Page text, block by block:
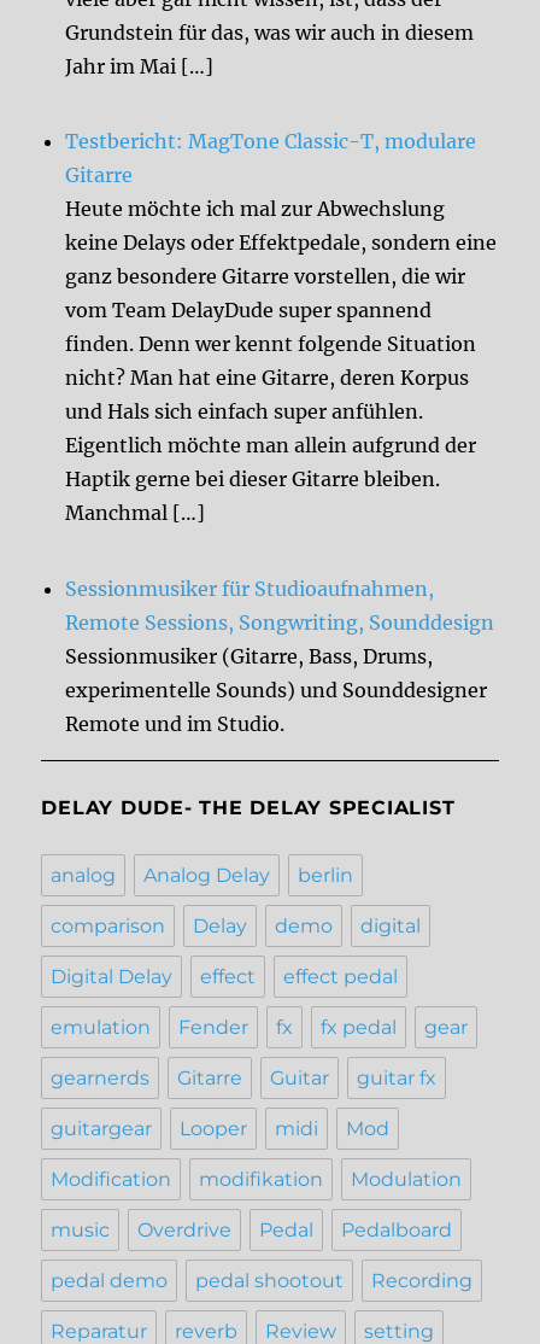
Grundstein für das, was wir auch in diesem
Jahr im Mai […]
Testbericht: MagTone Classic-T, modulare
Gitarre
Heute möchte ich mal zur Abwechslung
keine Delays oder Effektpedale, sondern eine
ganz besondere Gitarre vorstellen, die wir
vom Team DelayDude super spannend
finden. Denn wer kennt folgende Situation
nicht? Man hat eine Gitarre, deren Korpus
und Hals sich einfach super anfühlen.
Eigentlich möchte man allein aufgrund der
Haptik gerne bei dieser Gitarre bleiben.
Manchmal […]
Sessionmusiker für Studioaufnahmen,
Remote Sessions, Songwriting, Sounddesign
Sessionmusiker (Gitarre, Bass, Drums,
experimentelle Sounds) und Sounddesigner
Remote und im Studio.
DELAY DUDE- THE DELAY SPECIALIST
analog Analog Delay berlin
comparison Delay demo digital
Digital Delay effect effect pedal
emulation Fender fx fx pedal gear
gearnerds Gitarre Guitar guitar fx
guitargear Looper midi Mod
Modification modifikation Modulation
music Overdrive Pedal Pedalboard
pedal demo pedal shootout Recording
Reparatur reverb Review setting